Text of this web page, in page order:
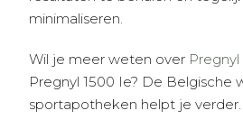
minimaliseren.
Wil je meer weten over
Pregnyl 1500 Ie? De Belgische
sportapotheken helpt je verder.